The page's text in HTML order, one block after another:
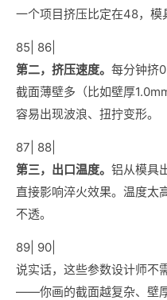
一个项目挤压比定在48，模
85| 86|
第二，挤压速度。 每分钟挤
截面薄壁多（比如壁厚
容易出现波浪、扭拧变形。
87| 88|
第三，出口温度。 铝从模具
直接影响淬火效果。温度太
不透。
89| 90|
说实话，这些参数设计师不
——你画的截面越复杂、壁